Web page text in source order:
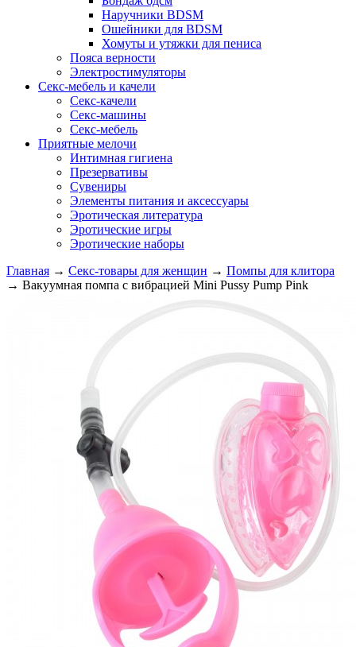
Наручники BDSM
Ошейники для BDSM
Хомуты и утяжки для пениса
Пояса верности
Электростимуляторы
Секс-мебель и качели
Секс-качели
Секс-машины
Секс-мебель
Приятные мелочи
Интимная гигиена
Презервативы
Сувениры
Элементы питания и аксессуары
Эротическая литература
Эротические игры
Эротические наборы
Главная → Секс-товары для женщин → Помпы для клитора
→ Вакуумная помпа с вибрацией Mini Pussy Pump Pink